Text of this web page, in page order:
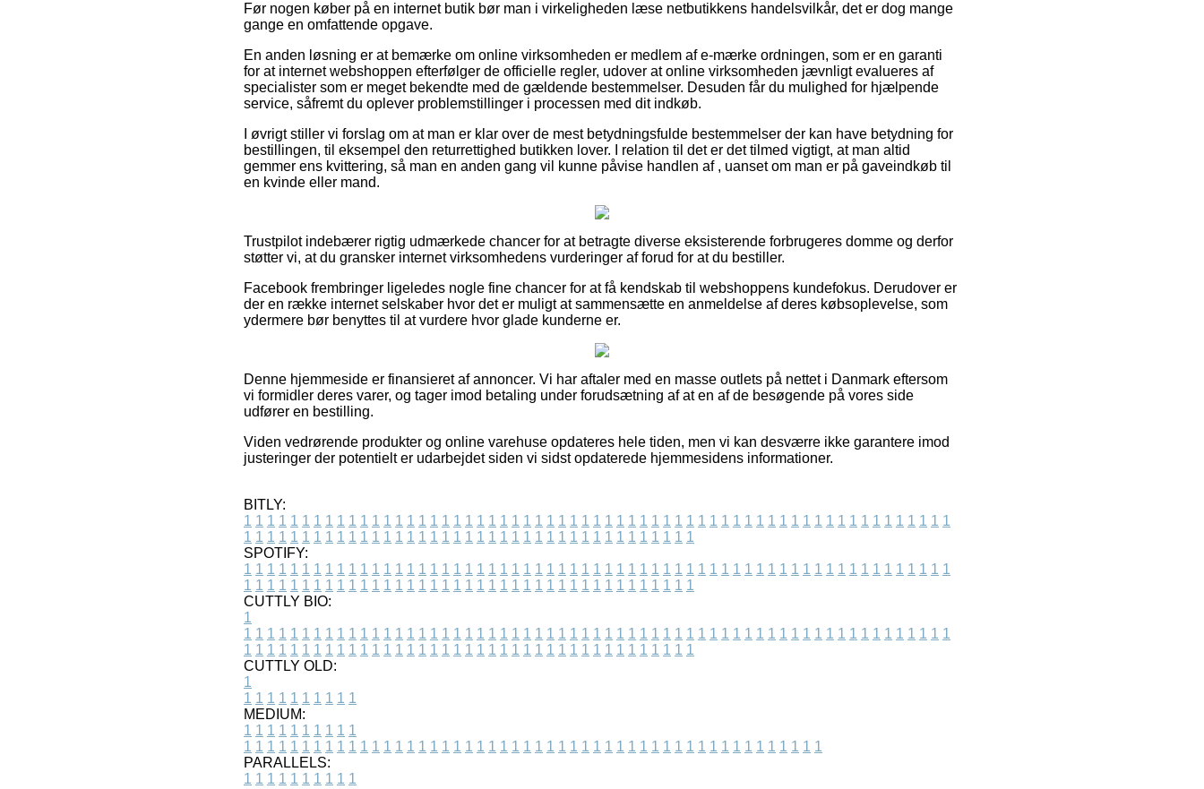
Før nogen køber på en internet butik bør man i virkeligheden læse netbutikkens handelsvilkår, det er dog mange
gange en omfattende opgave.
En anden løsning er at bemærke om online virksomheden er medlem af e-mærke ordningen, som er en garanti
for at internet webshoppen efterfølger de officielle regler, udover at online virksomheden jævnligt evalueres af
specialister som er meget bekendte med de gældende bestemmelser. Desuden får du mulighed for hjælpende
service, såfremt du oplever problemstillinger i processen med dit indkøb.
I øvrigt stiller vi forslag om at man er klar over de mest betydningsfulde bestemmelser der kan have betydning for
bestillingen, til eksempel den returrettighed butikken lover. I relation til det er det tilmed vigtigt, at man altid
gemmer ens kvittering, så man en anden gang vil kunne påvise handlen af , uanset om man er på gaveindkøb til
en kvinde eller mand.
Trustpilot indebærer rigtig udmærkede chancer for at betragte diverse eksisterende forbrugeres domme og derfor
støtter vi, at du gransker internet virksomhedens vurderinger af forud for at du bestiller.
Facebook frembringer ligeledes nogle fine chancer for at få kendskab til webshoppens kundefokus. Derudover er
der en række internet selskaber hvor det er muligt at sammensætte en anmeldelse af deres købsoplevelse, som
ydermere bør benyttes til at vurdere hvor glade kunderne er.
Denne hjemmeside er finansieret af annoncer. Vi har aftaler med en masse outlets på nettet i Danmark eftersom
vi formidler deres varer, og tager imod betaling under forudsætning af at en af de besøgende på vores side
udfører en bestilling.
Viden vedrørende produkter og online varehuse opdateres hele tiden, men vi kan desværre ikke garantere imod
justeringer der potentielt er udarbejdet siden vi sidst opdaterede hjemmesidens informationer.
BITLY:
1 1 1 1 1 1 1 1 1 1 1 1 1 1 1 1 1 1 1 1 1 1 1 1 1 1 1 1 1 1 1 1 1 1 1 1 1 1 1 1 1 1 1 1 1 1 1 1 1 1 1 1 1 1 1 1 1 1 1 1 1
1 1 1 1 1 1 1 1 1 1 1 1 1 1 1 1 1 1 1 1 1 1 1 1 1 1 1 1 1 1 1 1 1 1 1 1 1 1 1
SPOTIFY:
1 1 1 1 1 1 1 1 1 1 1 1 1 1 1 1 1 1 1 1 1 1 1 1 1 1 1 1 1 1 1 1 1 1 1 1 1 1 1 1 1 1 1 1 1 1 1 1 1 1 1 1 1 1 1 1 1 1 1 1 1
1 1 1 1 1 1 1 1 1 1 1 1 1 1 1 1 1 1 1 1 1 1 1 1 1 1 1 1 1 1 1 1 1 1 1 1 1 1 1
CUTTLY BIO:
1
1 1 1 1 1 1 1 1 1 1 1 1 1 1 1 1 1 1 1 1 1 1 1 1 1 1 1 1 1 1 1 1 1 1 1 1 1 1 1 1 1 1 1 1 1 1 1 1 1 1 1 1 1 1 1 1 1 1 1 1 1
1 1 1 1 1 1 1 1 1 1 1 1 1 1 1 1 1 1 1 1 1 1 1 1 1 1 1 1 1 1 1 1 1 1 1 1 1 1 1
CUTTLY OLD:
1
1 1 1 1 1 1 1 1 1 1
MEDIUM:
1 1 1 1 1 1 1 1 1 1
1 1 1 1 1 1 1 1 1 1 1 1 1 1 1 1 1 1 1 1 1 1 1 1 1 1 1 1 1 1 1 1 1 1 1 1 1 1 1 1 1 1 1 1 1 1 1 1 1 1
PARALLELS:
1 1 1 1 1 1 1 1 1 1